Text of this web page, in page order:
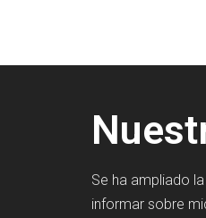
Se ha ampliado
informar sobre